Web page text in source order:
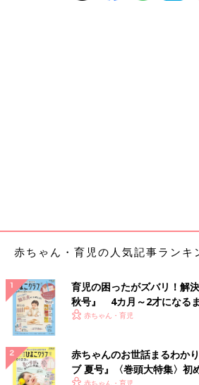
赤ちゃん・育児の人気記事ランキ
育児の困ったがズバリ！解
秋号』 4カ月～2才になる
いっぱい！
赤ちゃん・育児
赤ちゃんのお世話まるわか
ブ 夏号』〈巻頭大特集〉初
赤ちゃん・育児